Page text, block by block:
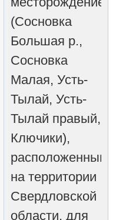
(Сосновка
Большая р.,
Сосновка
Малая, Усть-
Тылай, Усть-
Тылай правый,
Ключики),
расположенным
на территории
Свердловской
области, для